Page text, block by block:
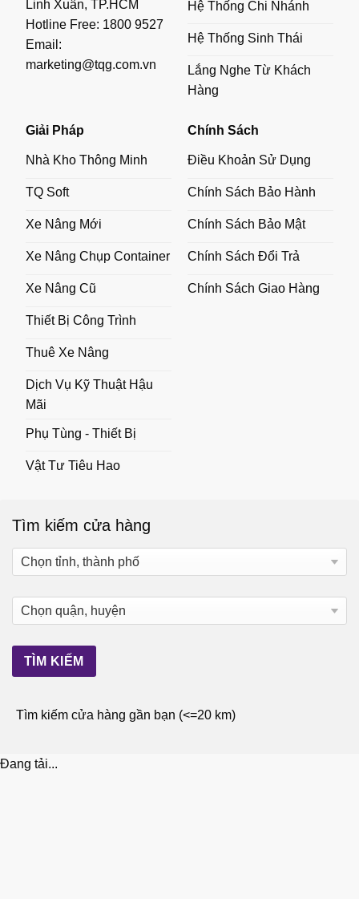
Linh Xuân, TP.HCM
Hotline Free: 1800 9527
Email:
marketing@tqg.com.vn
Hệ Thống Chi Nhánh
Hệ Thống Sinh Thái
Lắng Nghe Từ Khách
Hàng
Giải Pháp
Nhà Kho Thông Minh
TQ Soft
Xe Nâng Mới
Xe Nâng Chụp Container
Xe Nâng Cũ
Thiết Bị Công Trình
Thuê Xe Nâng
Dịch Vụ Kỹ Thuật Hậu
Mãi
Phụ Tùng - Thiết Bị
Vật Tư Tiêu Hao
Chính Sách
Điều Khoản Sử Dụng
Chính Sách Bảo Hành
Chính Sách Bảo Mật
Chính Sách Đổi Trả
Chính Sách Giao Hàng
Tìm kiếm cửa hàng
Tìm kiếm cửa hàng gần bạn (<=20 km)
Đang tải...